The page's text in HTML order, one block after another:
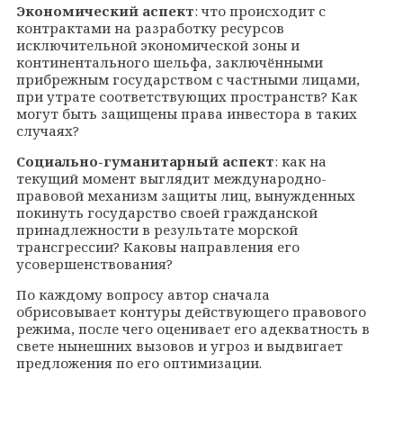
Экономический аспект: что происходит с
контрактами на разработку ресурсов
исключительной экономической зоны и
континентального шельфа, заключёнными
прибрежным государством с частными лицами,
при утрате соответствующих пространств? Как
могут быть защищены права инвестора в таких
случаях?
Социально-гуманитарный аспект: как на
текущий момент выглядит международно-
правовой механизм защиты лиц, вынужденных
покинуть государство своей гражданской
принадлежности в результате морской
трансгрессии? Каковы направления его
усовершенствования?
По каждому вопросу автор сначала
обрисовывает контуры действующего правового
режима, после чего оценивает его адекватность в
свете нынешних вызовов и угроз и выдвигает
предложения по его оптимизации.